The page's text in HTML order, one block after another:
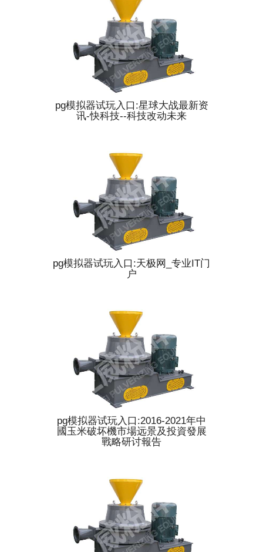
pg模拟器试玩入口:星球大战最新资
讯-快科技--科技改动未来
pg模拟器试玩入口:天极网_专业IT门
户
pg模拟器试玩入口:2016-2021年中
國玉米破坏機市場远景及投資發展
戰略研讨報告